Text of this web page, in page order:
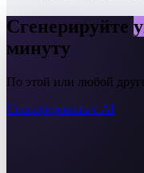
Сгенерируйте
минуту
По этой или любой
Сгенерировать с AI